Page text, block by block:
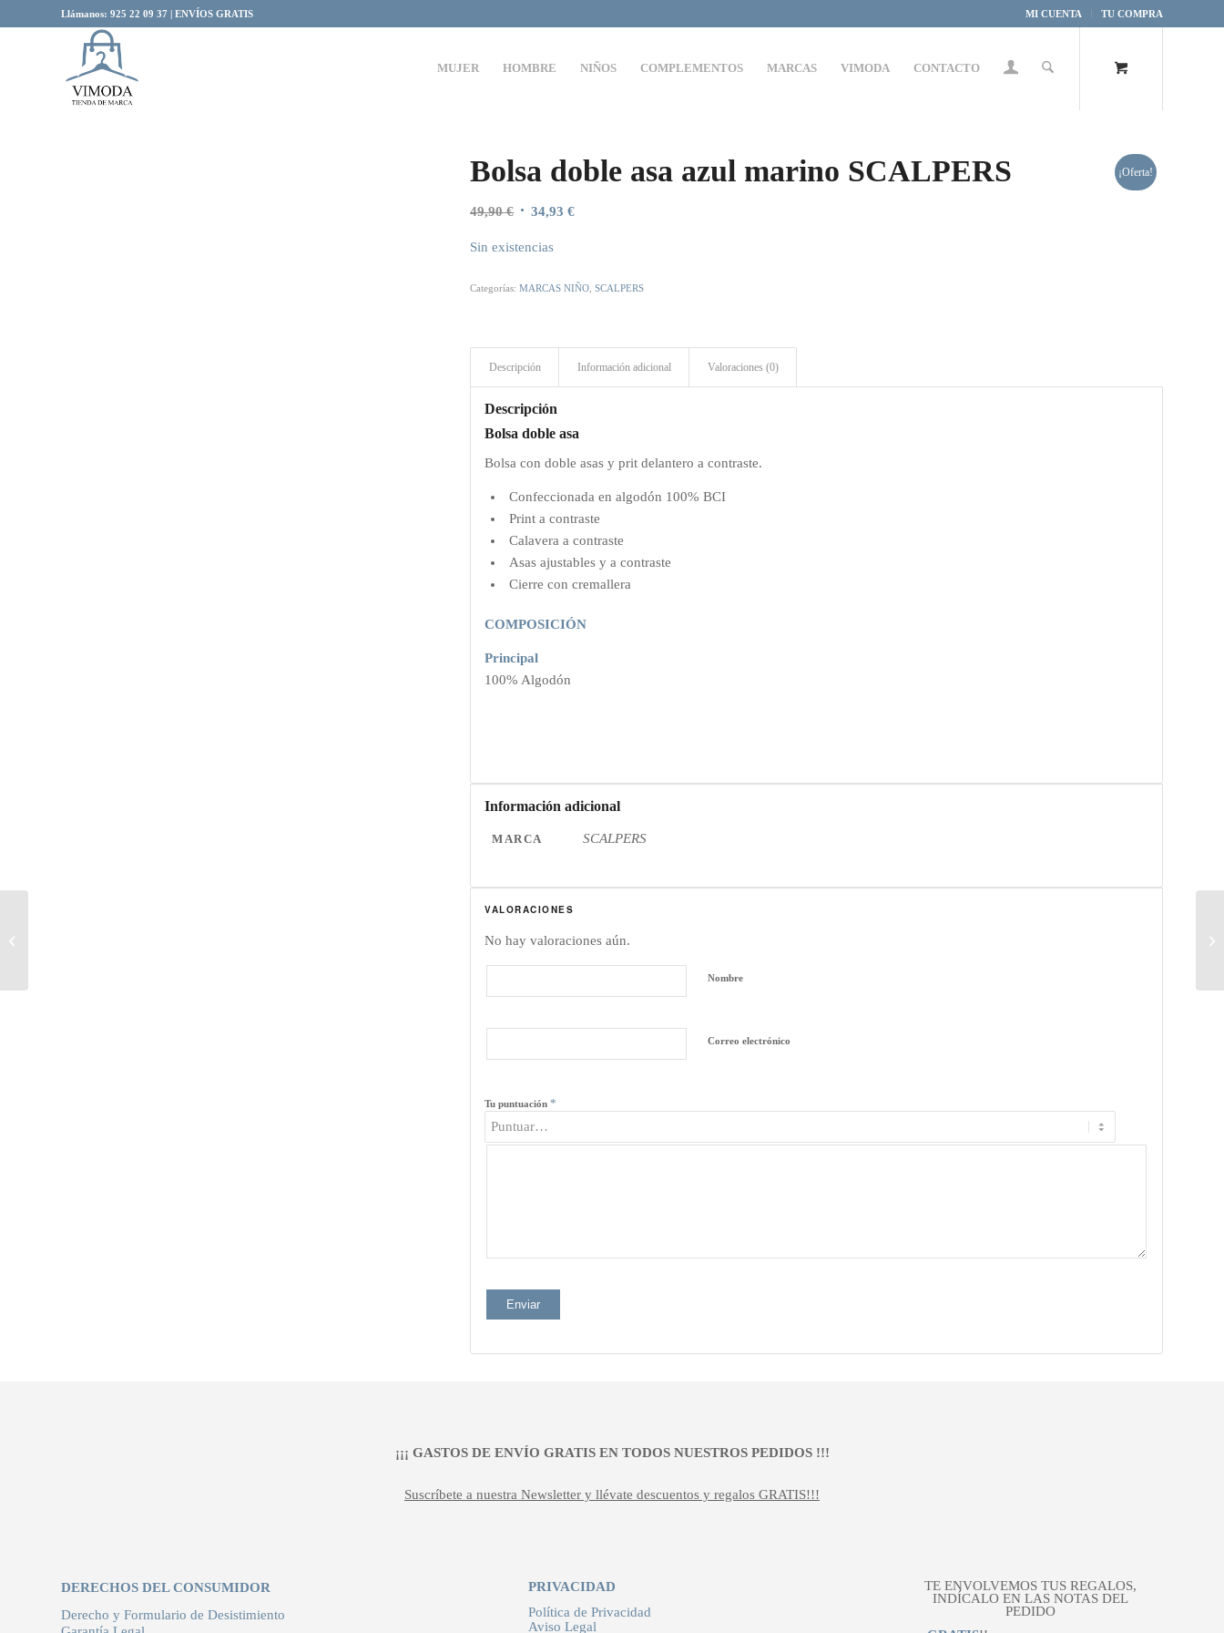
MI CUENTA TU COMPRA
Llámanos: 925 22 09 37 | ENVÍOS GRATIS
MUJER HOMBRE NIÑOS COMPLEMENTOS MARCAS VIMODA CONTACTO
¡Oferta!
Bolsa doble asa azul marino SCALPERS
49,90€ El
original
34,93€El
34,93 €.
Sin existencias
Categorías:MARCAS NIÑO ,SCALPERS
Descripción Información adicional Valoraciones (0)
Descripción
Bolsa doble asa
Bolsa con doble asas y prit delantero a contraste.
Confeccionada en algodón 100% BCI
Print a contraste
Calavera a contraste
Asas ajustables y a contraste
Cierre con cremallera
COMPOSICIÓN
Principal
100% Algodón
Información adicional
MARCA SCALPERS
VALORACIONES
No hay valoraciones aún.
Nombre
Correo electrónico
Tu puntuación*
¡¡¡ GASTOS DE ENVÍO GRATIS EN TODOS NUESTROS PEDIDOS !!!
Suscríbete a nuestra Newsletter y llévate descuentos y regalos GRATIS!!!
DERECHOS DEL CONSUMIDOR
Derecho y Formulario de Desistimiento
PRIVACIDAD
Política de Privacidad
Aviso Legal
TE ENVOLVEMOS TUS REGALOS,
INDÍCALO EN LAS NOTAS DEL
PEDIDO